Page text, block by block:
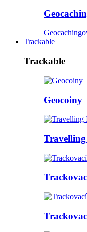
Trackable
Trackable
Geocoiny